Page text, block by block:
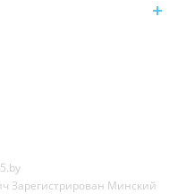
Зарегистрирован Минский